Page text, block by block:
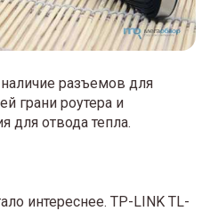
разъемов для
грани роутера и
для отвода тепла.
интереснее. TP-LINK TL-